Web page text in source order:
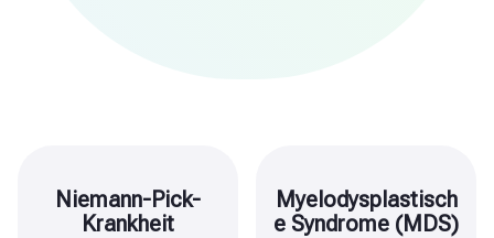
Niemann-Pick-
Krankheit
Myelodysplastisch
e Syndrome (MDS)